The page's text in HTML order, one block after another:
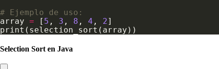
# Ejemplo de uso:
array = [ 5 , 3 , 8 , 4 , 2
Selection Sort en Java